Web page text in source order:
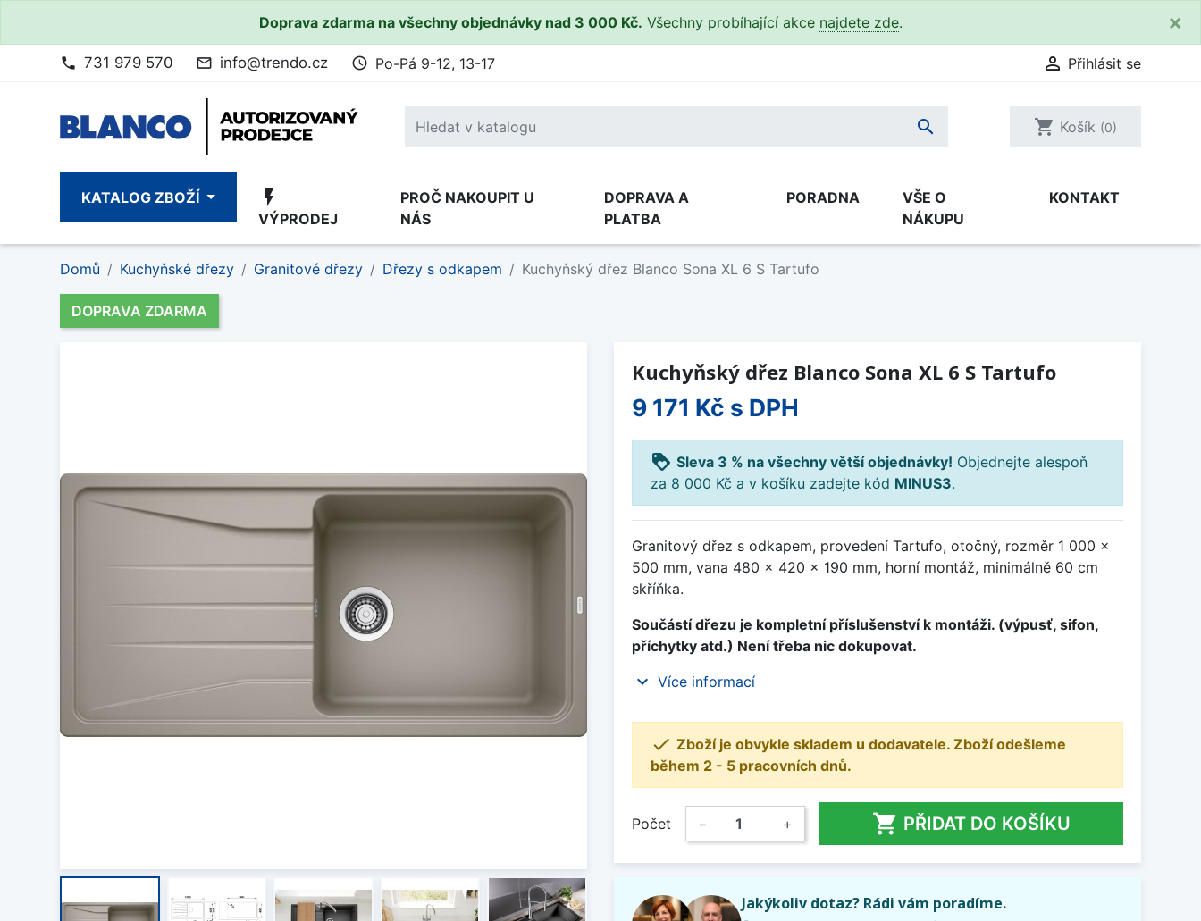
Doprava zdarma na všechny objednávky nad 3 000 Kč. Všechny probíhající akce najdete zde. ×
phone 731 979 570 mail_outline info@trendo.cz access_time Po-Pá 9-12, 13-17  Přihlásit se
 shopping_cart Košík (0)
KATALOG ZBOŽÍ flash_on
VÝPRODEJ
PROČ NAKOUPIT U
NÁS
DOPRAVA A
PLATBA
PORADNA
VŠE O
NÁKUPU
KONTAKT
Domů Kuchyňské dřezy Granitové dřezy Dřezy s odkapem Kuchyňský dřez Blanco Sona XL 6 S Tartufo
DOPRAVA ZDARMA
Kuchyňský dřez Blanco Sona XL 6 S Tartufo
9 171 Kč s DPH
loyalty Sleva 3 % na všechny větší objednávky! Objednejte alespoň
za 8 000 Kč a v košíku zadejte kód MINUS3.
Granitový dřez s odkapem, provedení Tartufo, otočný, rozměr 1 000 x
500 mm, vana 480 x 420 x 190 mm, horní montáž, minimálně 60 cm
skříňka.
Součástí dřezu je kompletní příslušenství k montáži. (výpusť, sifon,
příchytky atd.) Není třeba nic dokupovat.
expand_more Více informací
 Zboží je obvykle skladem u dodavatele. Zboží odešleme
během 2 - 5 pracovních dnů.
Počet − +  PŘIDAT DO KOŠÍKU
Jakýkoliv dotaz? Rádi vám poradíme.